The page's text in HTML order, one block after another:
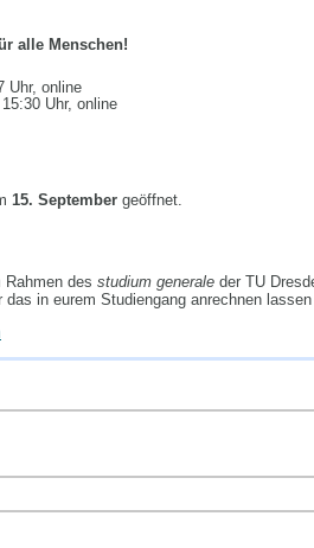
alle Menschen!
Uhr, online
Uhr, online
15. Septembergeöffnet.
Rahmen des studium generaleder TU
in eurem Studiengang anrechnen